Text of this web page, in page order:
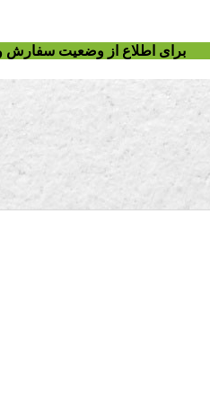
برای اطلاع از وضعیت سفارش